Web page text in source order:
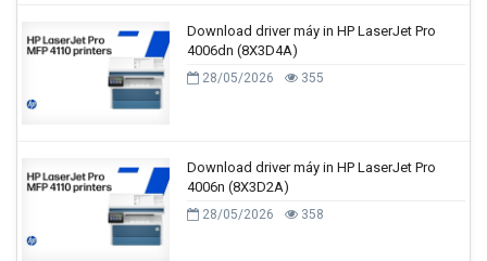
Download driver máy in HP LaserJet Pro
4006dn (8X3D4A)
28/05/2026 355
Download driver máy in HP LaserJet Pro
4006n (8X3D2A)
28/05/2026 358